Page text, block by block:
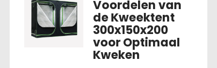
Voordelen van
de Kweektent
300x150x200
voor Optimaal
Kweken